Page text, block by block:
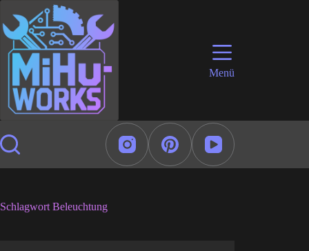
Inhalt
springen
Menü
Schlagwort Beleuchtung